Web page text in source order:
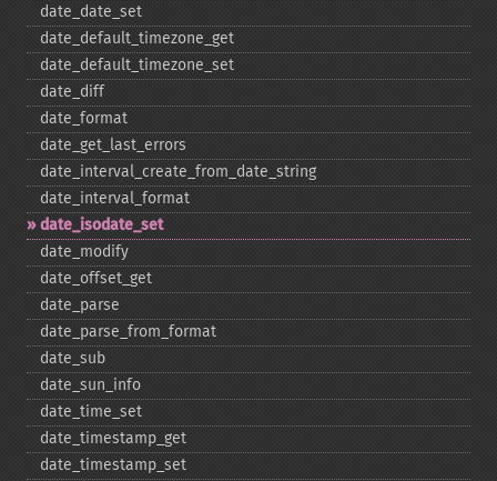
date_​date_​set
date_​default_​timezone_​get
date_​default_​timezone_​set
date_​diff
date_​format
date_​get_​last_​errors
date_​interval_​create_​from_​date_​string
date_​interval_​format
date_​isodate_​set
date_​modify
date_​offset_​get
date_​parse
date_​parse_​from_​format
date_​sub
date_​sun_​info
date_​time_​set
date_​timestamp_​get
date_​timestamp_​set